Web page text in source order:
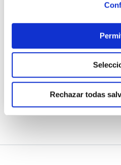
Rechazar todas
TOP
Añadir al